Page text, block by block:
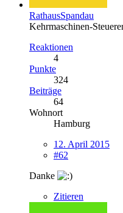
RathausSpandau
Kehrmaschinen-
Reaktionen
4
Punkte
324
Beiträge
64
Wohnort
Hamburg
12. April 2015
#62
Danke
Zitieren